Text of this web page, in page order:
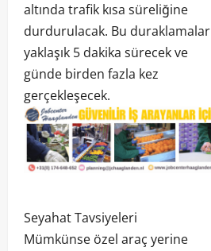
altında trafik kısa süreliğine
durdurulacak. Bu duraklamalar
yaklaşık 5 dakika sürecek ve
günde birden fazla kez
gerçekleşecek.
Seyahat Tavsiyeleri
Mümkünse özel araç yerine